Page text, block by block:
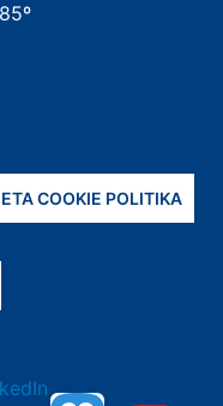
COOKIE POLITIKA